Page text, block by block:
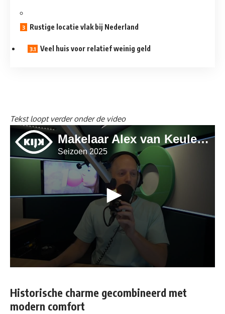
Rustige locatie vlak bij Nederland
Veel huis voor relatief weinig geld
Tekst loopt verder onder de video
Historische charme gecombineerd met
modern comfort